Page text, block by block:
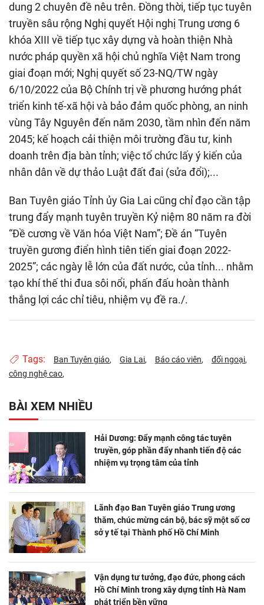
dung 2 chuyên đề nêu trên. Đồng thời, tiếp tục tuyên
truyền sâu rộng Nghị quyết Hội nghị Trung ương 6
khóa XIII về tiếp tục xây dựng và hoàn thiện Nhà
nước pháp quyền xã hội chủ nghĩa Việt Nam trong
giai đoạn mới; Nghị quyết số 23-NQ/TW ngày
6/10/2022 của Bộ Chính trị về phương hướng phát
triển kinh tế-xã hội và bảo đảm quốc phòng, an ninh
vùng Tây Nguyên đến năm 2030, tầm nhìn đến năm
2045; kế hoạch cải thiện môi trường đầu tư, kinh
doanh trên địa bàn tỉnh; việc tổ chức lấy ý kiến của
nhân dân về dự thảo Luật đất đai (sửa đổi);...
Ban Tuyên giáo Tỉnh ủy Gia Lai cũng chỉ đạo cần tập
trung đẩy mạnh tuyên truyền Kỷ niệm 80 năm ra đời
“Đề cương về Văn hóa Việt Nam”; Đề án “Tuyên
truyền gương điển hình tiên tiến giai đoạn 2022-
2025”; các ngày lễ lớn của đất nước, của tỉnh... nhằm
tạo khí thế thi đua sôi nổi, phấn đấu hoàn thành
thắng lợi các chỉ tiêu, nhiệm vụ đề ra./.
Tags: Ban Tuyên giáo Gia Lai Báo cáo viên
đối ngoại
công nghệ cao
BÀI XEM NHIỀU
Hải Dương: Đẩy mạnh công tác tuyên
truyền, góp phần đẩy nhanh tiến độ các
nhiệm vụ trọng tâm của tỉnh
Lãnh đạo Ban Tuyên giáo Trung ương
thăm, chúc mừng cán bộ, bác sỹ một số cơ
sở y tế tại Thành phố Hồ Chí Minh
Vận dụng tư tưởng, đạo đức, phong cách
Hồ Chí Minh trong xây dựng tỉnh Hà Nam
phát triển bền vững